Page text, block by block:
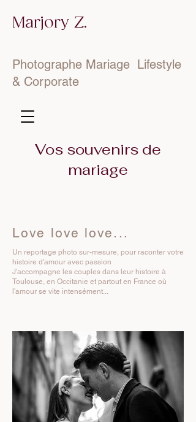
Marjory Z.
Photographe Mariage Lifestyle
& Corporate
Vos souvenirs de
mariage
Love love love...
Un reportage photo sur-mesure, pour raconter votre
histoire d'amour avec passion
J'accompagne les couples dans leur histoire à
Toulouse, en Occitanie et partout en France où
l'amour se vite intensément...